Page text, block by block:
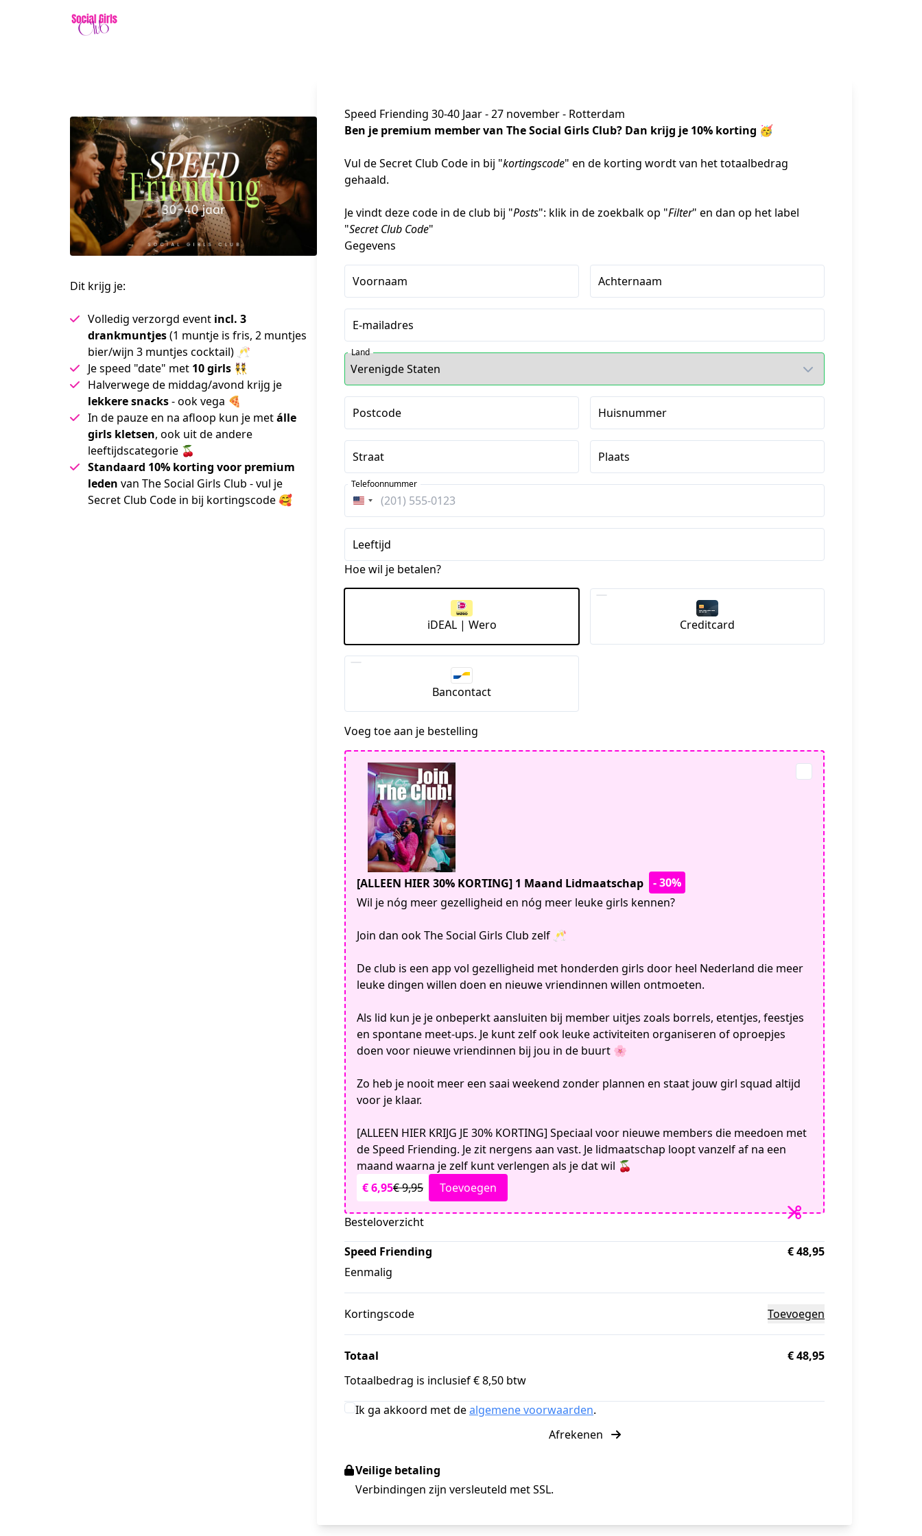
Dit krijg je:
Volledig verzorgd event incl. 3
drankmuntjes(1 muntje is fris, 2 muntjes
bier/wijn 3 muntjes cocktail) 🥂
Je speed "date" met 10 girls 👯
Halverwege de middag/avond krijg je
lekkere snacks- ook vega 🍕
In de pauze en na afloop kun je metálle
girls kletsen, ook uit de andere
leeftijdscategorie 🍒
Standaard 10% korting voor premium
leden van The Social Girls Club - vul je
Secret Club Code in bij kortingscode 🥰
Speed Friending 30-40 Jaar - 27 november - Rotterdam
Ben je premium member van The Social Girls Club? Dan krijg je 10% korting 🥳
Vul de Secret Club Code in bij "kortingscode" en de korting wordt van het totaalbedrag
gehaald.
Je vindt deze code in de club bij "Posts": klik in de zoekbalk op "Filter" en dan op het label
"Secret Club Code"
Gegevens
Voornaam Achternaam
E-mailadres
Land
Postcode Huisnummer
Straat Plaats
Verenigde
Staten
Telefoonnummer
Leeftijd
Hoe wil je betalen?
iDEAL | Wero Creditcard
Bancontact
Voeg toe aan je bestelling
[ALLEEN HIER 30% KORTING] 1 Maand Lidmaatschap
- 30%
Wil je nóg meer gezelligheid en nóg meer leuke girls kennen?
Join dan ook The Social Girls Club zelf 🥂
De club is een app vol gezelligheid met honderden girls door heel Nederland die meer
leuke dingen willen doen en nieuwe vriendinnen willen ontmoeten.
Als lid kun je je onbeperkt aansluiten bij member uitjes zoals borrels, etentjes, feestjes
en spontane meet-ups. Je kunt zelf ook leuke activiteiten organiseren of oproepjes
doen voor nieuwe vriendinnen bij jou in de buurt 🌸
Zo heb je nooit meer een saai weekend zonder plannen en staat jouw girl squad altijd
voor je klaar.
[ALLEEN HIER KRIJG JE 30% KORTING] Speciaal voor nieuwe members die meedoen met
de Speed Friending. Je zit nergens aan vast. Je lidmaatschap loopt vanzelf af na een
maand waarna je zelf kunt verlengen als je dat wil 🍒
€ 6,95€ 9,95 Toevoegen
Besteloverzicht
Speed Friending
Eenmalig
€ 48,95
Kortingscode Toevoegen
Totaal
€ 48,95
Totaalbedrag is inclusief € 8,50 btw
Ik ga akkoord met dealgemene voorwaarden.
Afrekenen
Veilige betaling
Verbindingen zijn versleuteld met SSL.